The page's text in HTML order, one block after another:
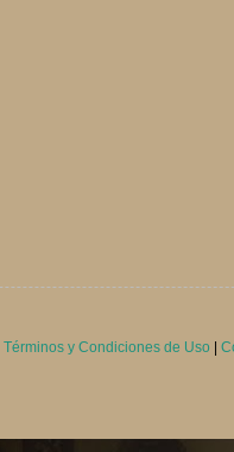
Términos y Condiciones de Uso |